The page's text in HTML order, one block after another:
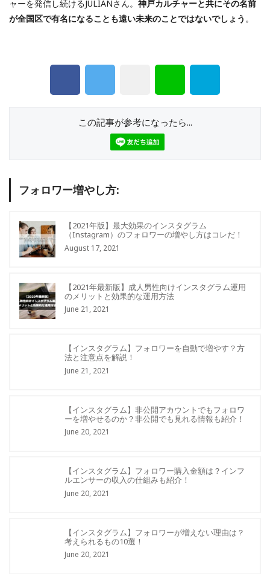
ャーを発信し続けるJULIANさん。 神戸カルチャーと共にその名前
が全国区で有名になることも遠い未来のことではないでしょう 。
この記事が参考になったら...
フォロワー増やし方:
【2021年版】最大効果のインスタグラム
（Instagram）のフォロワーの増やし方はコレだ！
August 17, 2021
【2021年最新版】成人男性向けインスタグラム運用
のメリットと効果的な運用方法
June 21, 2021
【インスタグラム】フォロワーを自動で増やす？方
法と注意点を解説！
June 21, 2021
【インスタグラム】非公開アカウントでもフォロワ
ーを増やせるのか？非公開でも見れる情報も紹介！
June 20, 2021
【インスタグラム】フォロワー購入金額は？インフ
ルエンサーの収入の仕組みも紹介！
June 20, 2021
【インスタグラム】フォロワーが増えない理由は？
考えられるもの10選！
June 20, 2021